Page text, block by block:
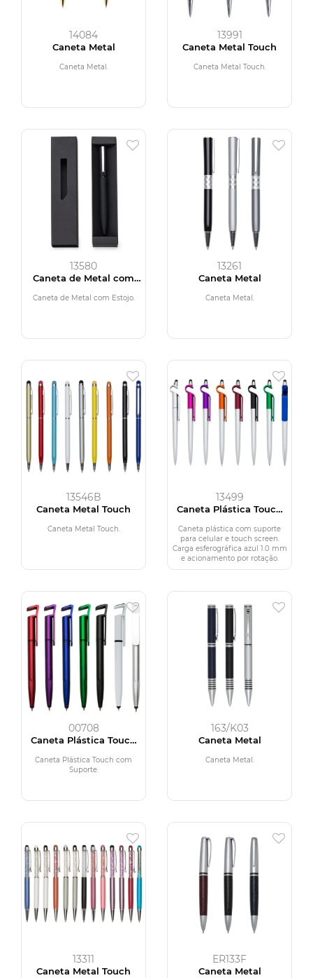
14084
Caneta Metal
Caneta Metal.
13991
Caneta Metal Touch
Caneta Metal Touch.
13580
Caneta de Metal com
Caneta de Metal com Estojo.
13261
Caneta Metal
Caneta Metal.
13546B
Caneta Metal Touch
Caneta Metal Touch.
13499
Caneta Plástica Touch
Caneta plástica com suporte
para celular e touch screen.
Carga esferográfica azul 1.0 mm
e acionamento por rotação.
00708
Caneta Plástica Touch
Caneta Plástica Touch com
Suporte.
163/K03
Caneta Metal
Caneta Metal.
13311
Caneta Metal Touch
ER133F
Caneta Metal